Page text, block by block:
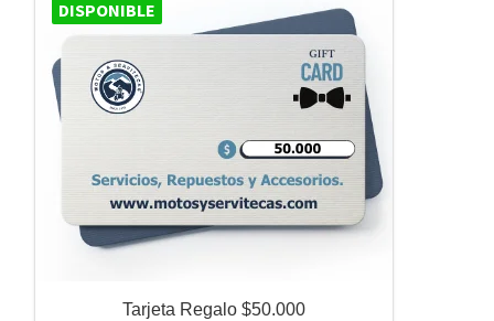
DISPONIBLE
Tarjeta Regalo $50.000